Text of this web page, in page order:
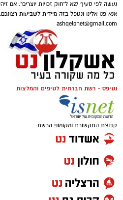
נעשה לפי סעיף 27א ל"חוק זכויות
אנא פנו אלינו ונטפל בזה מיידית לשביעות רצונכם.
ashqelonet@gmail.com
נטיפס - רשת חברתית לטיפים והמלצות
קבוצת התקשורת ומקומוני הרשת: